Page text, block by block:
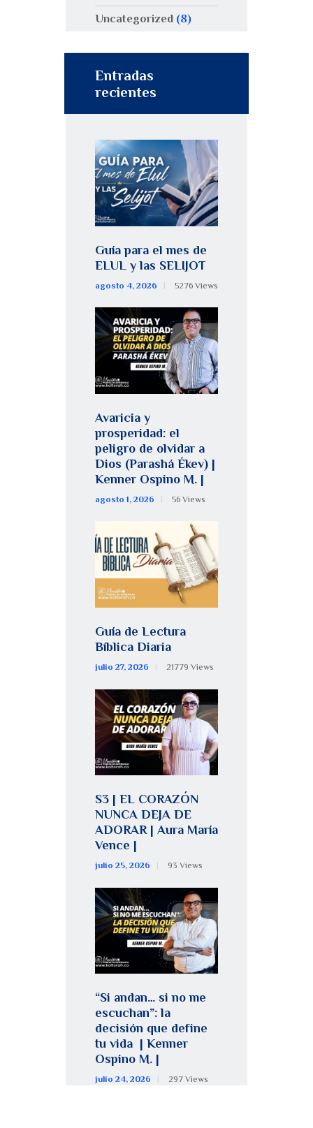
Uncategorized (8)
Entradas
recientes
Guía para el mes de
ELUL y las SELIJOT
agosto 4, 2026 5276 Views
Avaricia y
prosperidad: el
peligro de olvidar a
Dios (Parashá Ékev) |
Kenner Ospino M. |
agosto 1, 2026 56 Views
Guía de Lectura
Bíblica Diaria
julio 27, 2026 21779 Views
S3 | EL CORAZÓN
NUNCA DEJA DE
ADORAR | Aura María
Vence |
julio 25, 2026 93 Views
“Si andan… si no me
escuchan”: la
decisión que define
tu vida | Kenner
Ospino M. |
julio 24, 2026 297 Views